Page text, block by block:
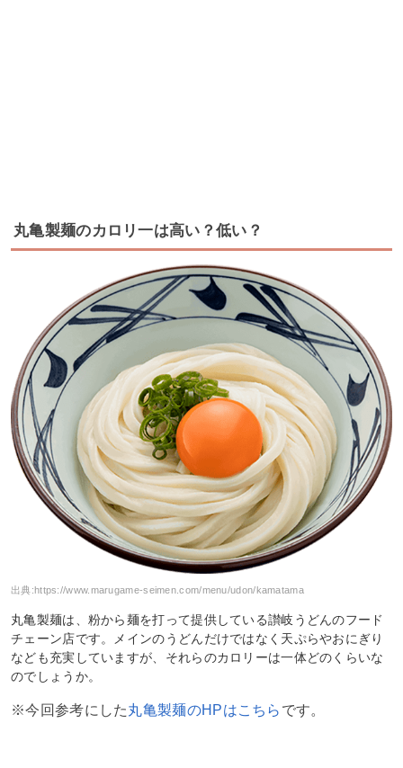
丸亀製麺のカロリ一は高い？低い？
出典:https://www.marugame-seimen.com/menu/udon/kamatama
丸亀製麺は、粉から麺を打って提供している讃岐うどんのフード
チェーン店です。メインのうどんだけではなく天ぷらやおにぎり
なども充実していますが、それらのカロリーは一体どのくらいな
のでしょうか。
※今回参考にした丸亀製麺のHPはこちら です。